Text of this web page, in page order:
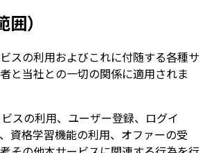
）
スの利用およびこれに付随する各種サ
と当社との一切の関係に適用されま
スの利用、ユーザー登録、ログイ
資格学習機能の利用、オファーの受